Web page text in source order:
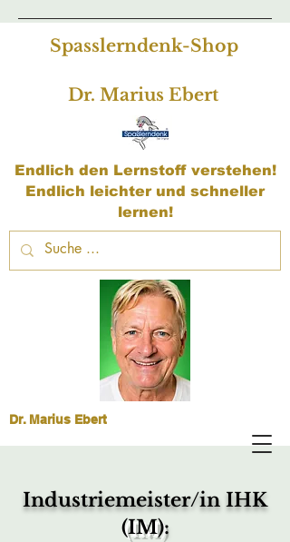
Spasslerndenk-Shop
Dr. Marius Ebert
Endlich den Lernstoff verstehen!
Endlich leichter und schneller
lernen!
Dr. Marius Ebert
Industriemeister/in IHK
(IM):